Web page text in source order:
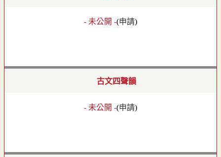
- 未公開 -(申請)
古文四聲韻
- 未公開 -(申請)